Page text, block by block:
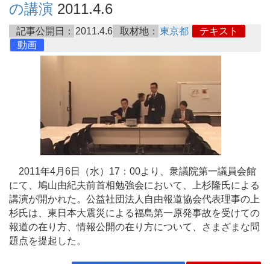
の講演 2011.4.6
記事公開日： 2011.4.6 取材地： 東京都
テキスト
動画
2011年4月6日（水）17：00より、衆議院第一議員会館
にて、鳩山由紀夫前首相勉強会において、上杉隆氏による
講演が開かれた。公益社団法人自由報道協会代表理事の上
杉氏は、東日本大震災による福島第一原発事故を受けての
報道の在り方、情報公開の在り方について、さまざまな問
題点を提起した。